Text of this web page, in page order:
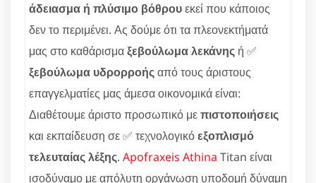
άδειασμα ή πλύσιμο βόθρουεκεί που κάποιος
δεν το περιμένει. Ας δούμε ότι τα πλεονεκτήματά
μας στο καθάρισμαξεβούλωμα λεκάνης ή ✅
ξεβούλωμα υδρορροήςαπό τους άριστους
επαγγελματίες μας άμεσα οικονομικά είναι:
Διαθέτουμε άριστο προσωπικό μεπιστοποιήσεις
και εκπαίδευση σε ✅ τεχνολογικόεξοπλισμό
τελευταίας λέξης. Apofraxeis Athina Titan είναι
ισοδύναμο με απόλυτη οργάνωση υποδομή δύναμη